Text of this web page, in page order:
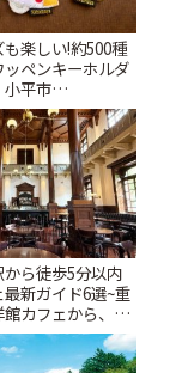
楽しい!約500種
ペンキーホルダ
小平市
」 | ことりっ
ら徒歩5分以内
新ガイド6選~重
カフェから、改
喫茶まで~ | こと